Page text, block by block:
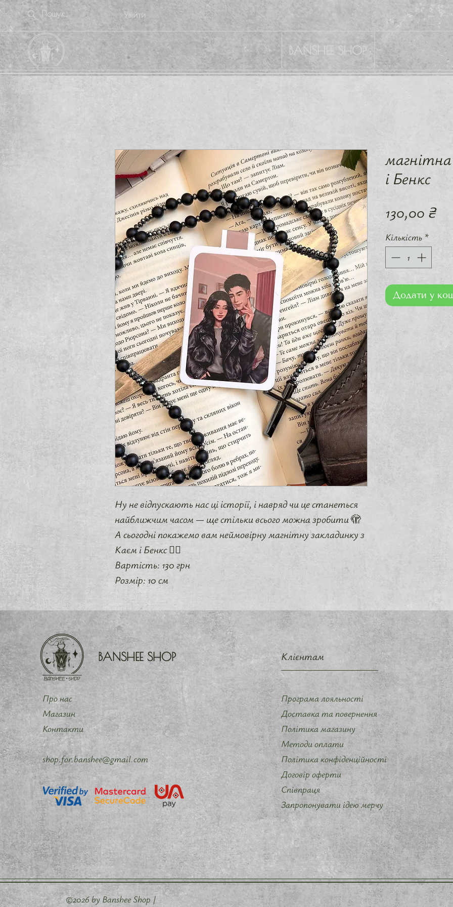
Увійти
BANSHEE SHOP
Ну не відпускають нас ці історії, і навряд чи це станеться
найближчим часом — ще стільки всього можна зробити 🫣
А сьогодні покажемо вам неймовірну магнітну закладинку з
Каєм і Бенкс 🙂‍↔️
Вартість: 130 грн
Розмір: 10 см
і Бенкс
130,00 ₴
Кількість *
Додати у
BANSHEE SHOP
Про нас
Магазин
Контакти
shop.for.banshee@gmail.com
Клієнтам
Програма лояльності
Доставка та повернення
Політика магазину
Методи оплати
Політика конфіденційності
Договір оферти
Співпраця
Запропонувати ідею мерчу
©2026 by Banshee Shop |